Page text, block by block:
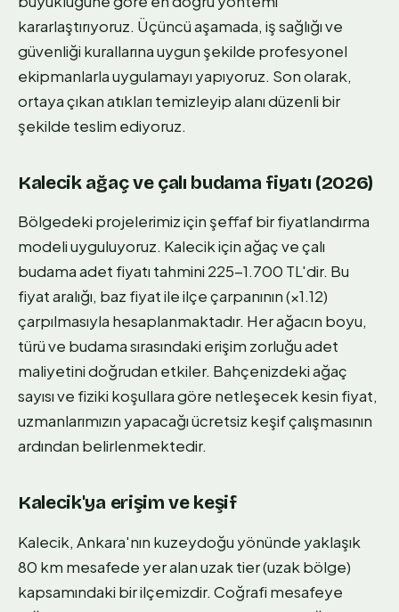
kararlaştırıyoruz. Üçüncü aşamada, iş sağlığı ve
güvenliği kurallarına uygun şekilde profesyonel
ekipmanlarla uygulamayı yapıyoruz. Son olarak,
ortaya çıkan atıkları temizleyip alanı düzenli bir
şekilde teslim ediyoruz.
Kalecik ağaç ve çalı budama fiyatı (2026)
Bölgedeki projelerimiz için şeffaf bir fiyatlandırma
modeli uyguluyoruz. Kalecik için ağaç ve çalı
budama adet fiyatı tahmini 225-1.700 TL'dir. Bu
fiyat aralığı, baz fiyat ile ilçe çarpanının (×1.12)
çarpılmasıyla hesaplanmaktadır. Her ağacın boyu,
türü ve budama sırasındaki erişim zorluğu adet
maliyetini doğrudan etkiler. Bahçenizdeki ağaç
sayısı ve fiziki koşullara göre netleşecek kesin fiyat,
uzmanlarımızın yapacağı ücretsiz keşif çalışmasının
ardından belirlenmektedir.
Kalecik'ya erişim ve keşif
Kalecik, Ankara'nın kuzeydoğu yönünde yaklaşık
80 km mesafede yer alan uzak tier (uzak bölge)
kapsamındaki bir ilçemizdir. Coğrafi mesafeye